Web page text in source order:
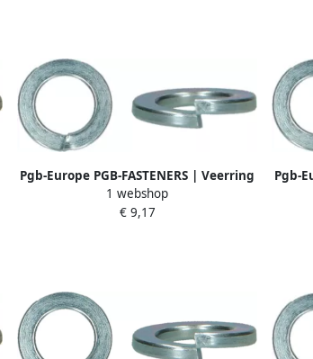
Pgb-Europe PGB-FASTENERS | Veerring
DIN 127B M10 Zn | 200 st 12700101003
1 webshop
€ 9,17
Pgb-